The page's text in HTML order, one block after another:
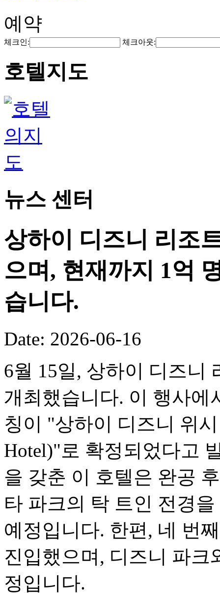
예약
체크인: 체크아웃:
호텔지도
뉴스 센터
상하이 디즈니 리조
으며, 현재까지 1억
습니다.
Date: 2026-06-16
6월 15일, 상하이 디즈니
개최했습니다. 이 행사에
칭이 "상하이 디즈니 위시
Hotel)"로 확정되었다고
을 갖춘 이 호텔은 완공
타 파크의 탁 트인 전경
예정입니다. 한편, 네 번
진입했으며, 디즈니 파크
정입니다.